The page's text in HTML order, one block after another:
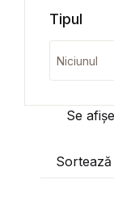
Se
Tipul